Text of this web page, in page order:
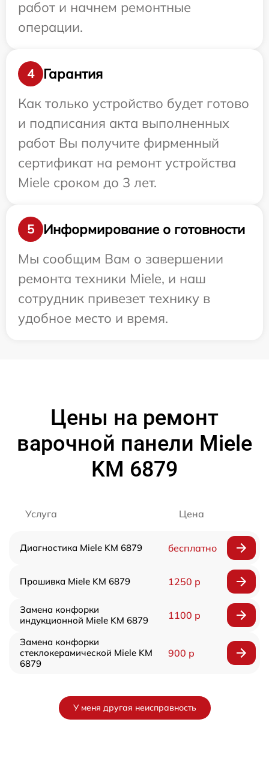
работ и начнем ремонтные
операции.
4
Гарантия
Как только устройство будет готово
и подписания акта выполненных
работ Вы получите фирменный
сертификат на ремонт устройства
Miele сроком до 3 лет.
5
Информирование о готовности
Мы сообщим Вам о завершении
ремонта техники Miele, и наш
сотрудник привезет технику в
удобное место и время.
Цены на ремонт
варочной панели Miele
KM 6879
Услуга Цена
Диагностика Miele KM 6879 бесплатно
Прошивка Miele KM 6879 1250 р
Замена конфорки
индукционной Miele KM 6879
1100 р
Замена конфорки
стеклокерамической Miele KM
6879
900 р
У меня другая неисправность